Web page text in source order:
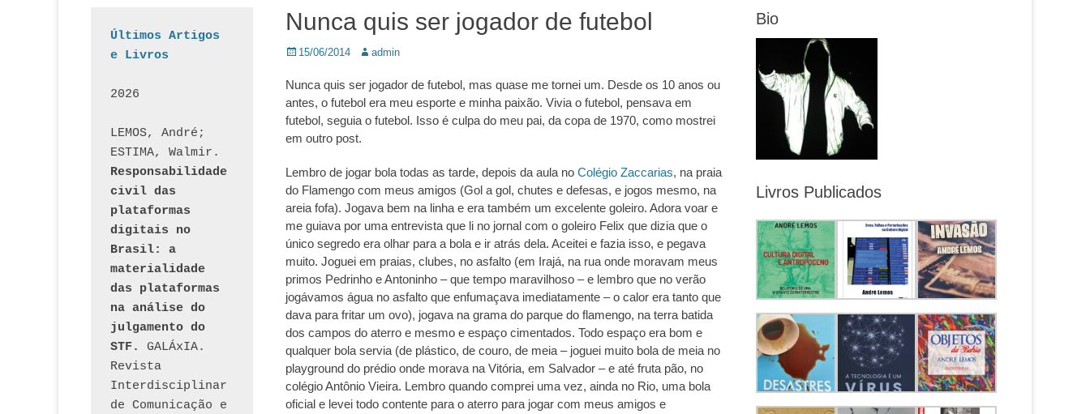
Nunca quis ser jogador de futebol
Posted
15/06/2014 Autor:
admin
Nunca quis ser jogador de futebol, mas quase me tornei um. Desde os 10 anos ou
antes, o futebol era meu esporte e minha paixão. Vivia o futebol, pensava em
futebol, seguia o futebol. Isso é culpa do meu pai, da copa de 1970, como mostrei
em outro post.
Lembro de jogar bola todas as tarde, depois da aula no Colégio Zaccarias, na praia
do Flamengo com meus amigos (Gol a gol, chutes e defesas, e jogos mesmo, na
areia fofa). Jogava bem na linha e era também um excelente goleiro. Adora voar e
me guiava por uma entrevista que li no jornal com o goleiro Felix que dizia que o
único segredo era olhar para a bola e ir atrás dela. Aceitei e fazia isso, e pegava
muito. Joguei em praias, clubes, no asfalto (em Irajá, na rua onde moravam meus
primos Pedrinho e Antoninho – que tempo maravilhoso – e lembro que no verão
jogávamos água no asfalto que enfumaçava imediatamente – o calor era tanto que
dava para fritar um ovo), jogava na grama do parque do flamengo, na terra batida
dos campos do aterro e mesmo e espaço cimentados. Todo espaço era bom e
qualquer bola servia (de plástico, de couro, de meia – joguei muito bola de meia no
playground do prédio onde morava na Vitória, em Salvador – e até fruta pão, no
colégio Antônio Vieira. Lembro quando comprei uma vez, ainda no Rio, uma bola
oficial e levei todo contente para o aterro para jogar com meus amigos e
Bio
Livros Publicados
Últimos Artigos
e Livros
2026
LEMOS, André;
Responsabilidade
civil das
plataformas
digitais no
Brasil: a
materialidade
das plataformas
na análise do
julgamento do
STF.
GALÁxIA.
Revista
Interdisciplinar
de Comunicação e